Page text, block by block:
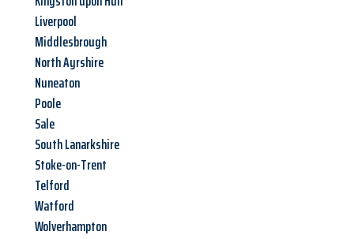
Liverpool
Middlesbrough
North Ayrshire
Nuneaton
Poole
Sale
South Lanarkshire
Stoke-on-Trent
Telford
Watford
Wolverhampton